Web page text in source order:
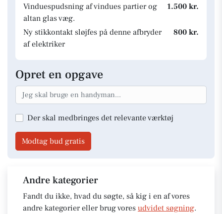
Vinduespudsning af vindues partier og
altan glas væg.
1.500 kr.
Ny stikkontakt sløjfes på denne afbryder
af elektriker
800 kr.
Opret en opgave
Der skal medbringes det relevante værktøj
Modtag bud gratis
Andre kategorier
Fandt du ikke, hvad du søgte, så kig i en af vores
andre kategorier eller brug vores udvidet søgning.